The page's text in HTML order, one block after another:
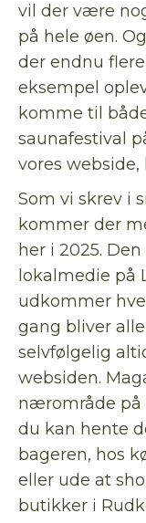
vil der være
på hele øen.
der endnu
eksempel
komme til
saunafestival
vores
Som vi skrev i
kommer der
her i 2025.
lokalmedie på
udkommer
gang bliver
selvfølgelig
websiden.
nærområde på
du kan hente
bageren, hos
eller ude at
butikker i